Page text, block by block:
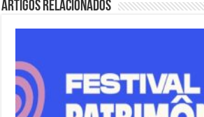
Artigos Relacionados